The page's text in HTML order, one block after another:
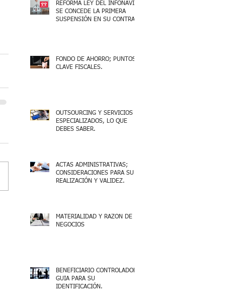
REFORMA LEY DEL INFONAVIT:
SE CONCEDE LA PRIMERA
SUSPENSIÓN EN SU CONTRA
FONDO DE AHORRO; PUNTOS
CLAVE FISCALES.
OUTSOURCING Y SERVICIOS
ESPECIALIZADOS, LO QUE
DEBES SABER.
ACTAS ADMINISTRATIVAS;
CONSIDERACIONES PARA SU
REALIZACIÓN Y VALIDEZ.
MATERIALIDAD Y RAZON DE
NEGOCIOS
BENEFICIARIO CONTROLADOR,
GUIA PARA SU
IDENTIFICACIÓN.